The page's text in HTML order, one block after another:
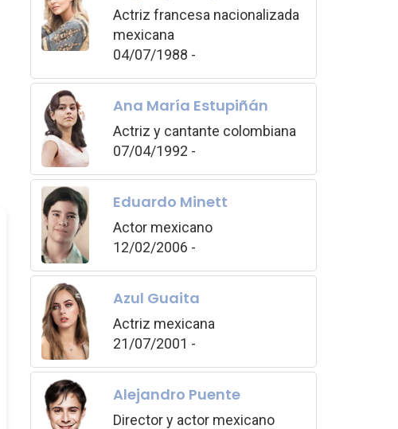
Actriz francesa nacionalizada
mexicana
04/07/1988 -
Ana María Estupiñán
Actriz y cantante colombiana
07/04/1992 -
Eduardo Minett
Actor mexicano
12/02/2006 -
Azul Guaita
Actriz mexicana
21/07/2001 -
Alejandro Puente
Director y actor mexicano